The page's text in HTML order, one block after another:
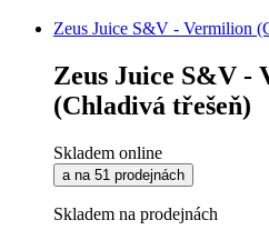
Zeus Juice S&V - Vermilion
Zeus Juice S&V -
(Chladivá třešeň)
Skladem online
a na 51 prodejnách
Skladem na prodejnách